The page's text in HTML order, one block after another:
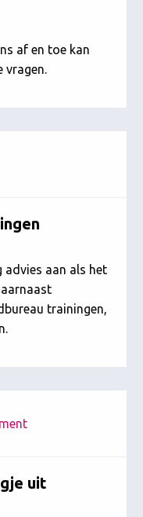
af en toe kan
vragen.
advies aan als het
trainingen,
uit